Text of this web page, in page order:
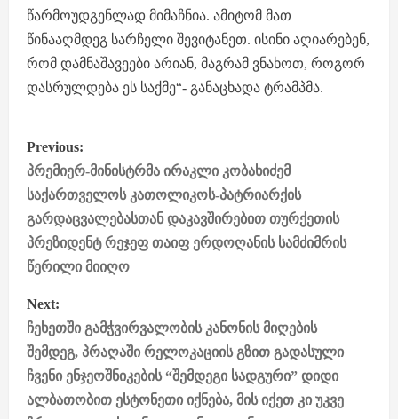
წარმოუდგენლად მიმაჩნია. ამიტომ მათ
წინააღმდეგ სარჩელი შევიტანეთ. ისინი აღიარებენ,
რომ დამნაშავეები არიან, მაგრამ ვნახოთ, როგორ
დასრულდება ეს საქმე“- განაცხადა ტრამპმა.
P
o
s
t
a
v
i
Previous:
პრემიერ-მინისტრმა ირაკლი კობახიძემ
საქართველოს კათოლიკოს-პატრიარქის
გარდაცვალებასთან დაკავშირებით თურქეთის
პრეზიდენტ რეჯეფ თაიფ ერდოღანის სამძიმრის
წერილი მიიღო
Next:
ჩეხეთში გამჭვირვალობის კანონის მიღების
შემდეგ, პრაღაში რელოკაციის გზით გადასული
ჩვენი ენჯეოშნიკების “შემდეგი სადგური” დიდი
ალბათობით ესტონეთი იქნება, მის იქეთ კი უკვე